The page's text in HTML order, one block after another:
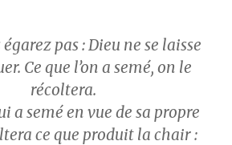
pas : Dieu ne se laisse
Ce que l’on a semé, on le
récoltera.
a semé en vue de sa propre
ce que produit la chair :